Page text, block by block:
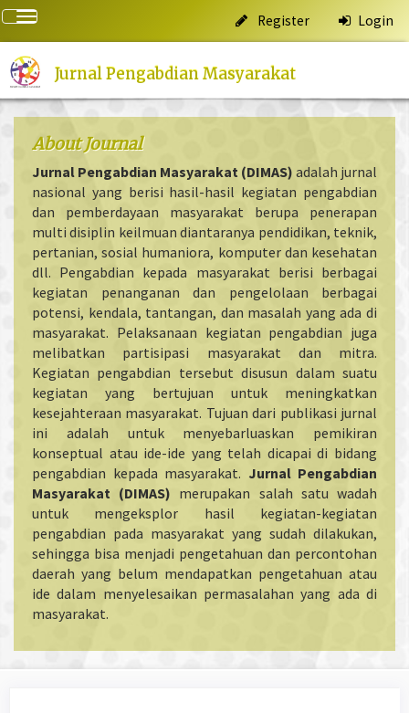
Quick
jump
page
content
Main
Main
Content
Sidebar
Toggle
navigation
Register Login
Jurnal Pengabdian Masyarakat
About Journal
Jurnal Pengabdian Masyarakat (DIMAS) adalah jurnal
nasional yang berisi hasil-hasil kegiatan pengabdian
dan pemberdayaan masyarakat berupa penerapan
multi disiplin keilmuan diantaranya pendidikan, teknik,
pertanian, sosial humaniora, komputer dan kesehatan
dll. Pengabdian kepada masyarakat berisi berbagai
kegiatan penanganan dan pengelolaan berbagai
potensi, kendala, tantangan, dan masalah yang ada di
masyarakat. Pelaksanaan kegiatan pengabdian juga
melibatkan partisipasi masyarakat dan mitra.
Kegiatan pengabdian tersebut disusun dalam suatu
kegiatan yang bertujuan untuk meningkatkan
kesejahteraan masyarakat. Tujuan dari publikasi jurnal
ini adalah untuk menyebarluaskan pemikiran
konseptual atau ide-ide yang telah dicapai di bidang
pengabdian kepada masyarakat. Jurnal Pengabdian
Masyarakat (DIMAS) merupakan salah satu wadah
untuk mengeksplor hasil kegiatan-kegiatan
pengabdian pada masyarakat yang sudah dilakukan,
sehingga bisa menjadi pengetahuan dan percontohan
daerah yang belum mendapatkan pengetahuan atau
ide dalam menyelesaikan permasalahan yang ada di
masyarakat.